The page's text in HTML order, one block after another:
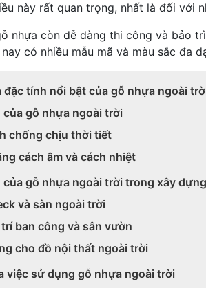
này rất quan trọng, nhất là đối với
nhựa còn dễ dàng thi công và bảo
nay có nhiều mẫu mã và màu sắc đa
đặc tính nổi bật của gỗ nhựa ngoài
của gỗ nhựa ngoài trời
chống chịu thời tiết
cách âm và cách nhiệt
của gỗ nhựa ngoài trời trong xây
và sàn ngoài trời
ban công và sân vườn
cho đồ nội thất ngoài trời
việc sử dụng gỗ nhựa ngoài trời